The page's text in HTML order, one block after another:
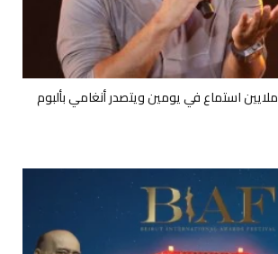
تامر حسني يحقق 5 ملايين استماع في يومين ويتصدر أنغامي بألبوم